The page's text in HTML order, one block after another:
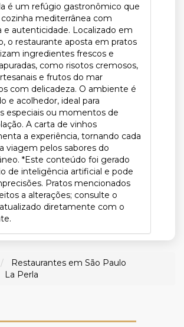
é um refúgio gastronômico que
cozinha mediterrânea com
e autenticidade. Localizado em
o restaurante aposta em pratos
ingredientes frescos e
como risotos cremosos,
e frutos do mar
com delicadeza. O ambiente é
e acolhedor, ideal para
especiais ou momentos de
A carta de vinhos
a experiência, tornando cada
viagem pelos sabores do
*Este conteúdo foi gerado
de inteligência artificial e pode
Pratos mencionados
a alterações; consulte o
diretamente com o
Restaurantes em São Paulo
La Perla